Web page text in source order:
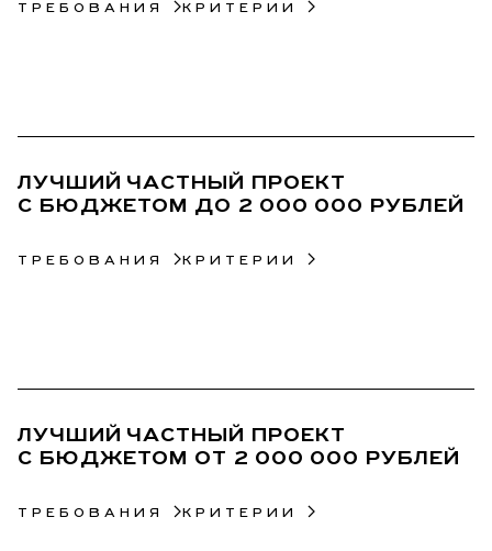
ТРЕБОВАНИЯ КРИТЕРИИ
ЛУЧШИЙ ЧАСТНЫЙ ПРОЕКТ
С БЮДЖЕТОМ ДО 2 000 000 РУБЛЕЙ
ТРЕБОВАНИЯ КРИТЕРИИ
ЛУЧШИЙ ЧАСТНЫЙ ПРОЕКТ
С БЮДЖЕТОМ ОТ 2 000 000 РУБЛЕЙ
ТРЕБОВАНИЯ КРИТЕРИИ